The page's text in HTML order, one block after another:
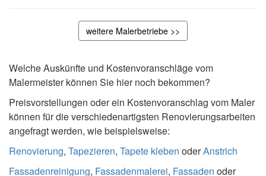
weitere Malerbetriebe >>
Welche Auskünfte und Kostenvoranschläge vom
Malermeister können Sie hier noch bekommen?
Preisvorstellungen oder ein Kostenvoranschlag vom Maler
können für die verschiedenartigsten Renovierungsarbeiten
angefragt werden, wie beispielsweise:
Renovierung, Tapezieren, Tapete kleben oderAnstrich
Fassadenreinigung, Fassadenmalerei, Fassaden oder